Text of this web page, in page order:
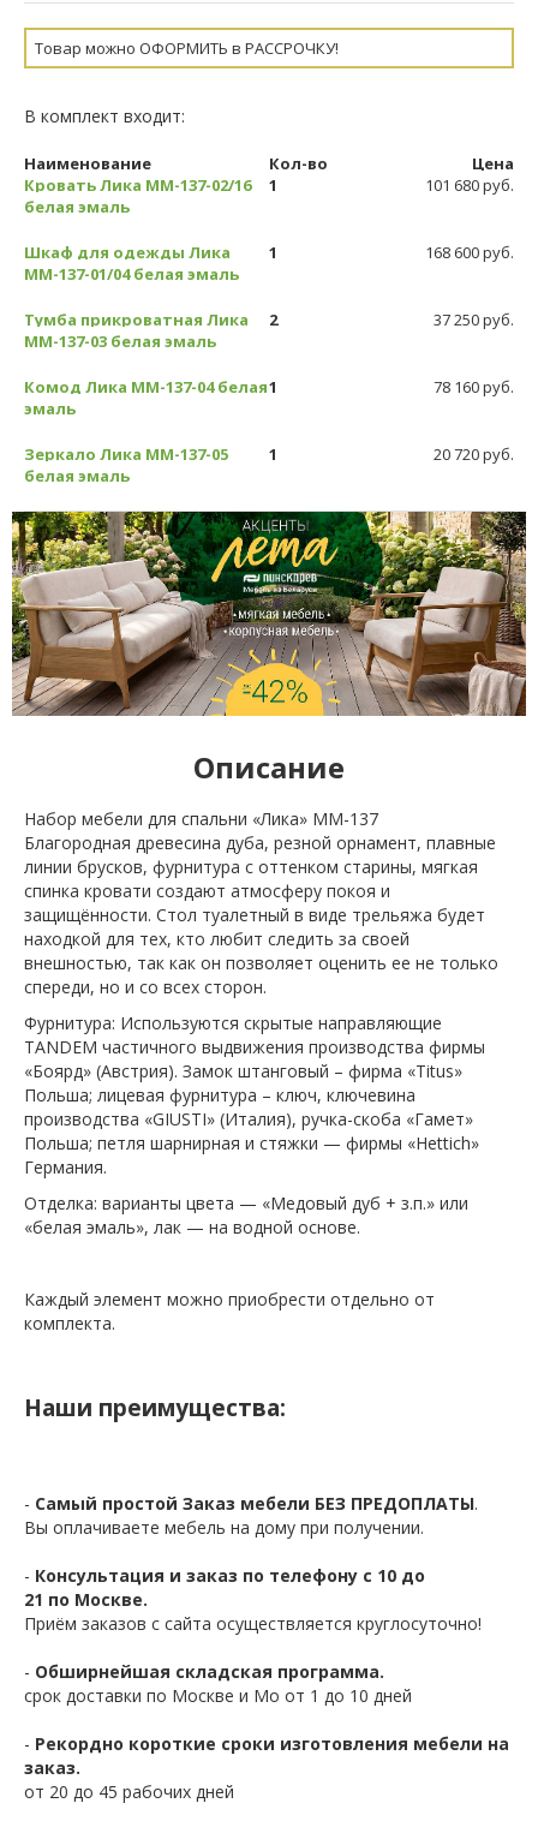
Товар можно ОФОРМИТЬ в РАССРОЧКУ!
В комплект входит:
Наименование Кол-во
Цена
Кровать Лика ММ-137-02/16
белая эмаль
1 101 680 руб.
Шкаф для одежды Лика
ММ-137-01/04 белая эмаль
1 168 600 руб.
Тумба прикроватная Лика
ММ-137-03 белая эмаль
2 37 250 руб.
Комод Лика ММ-137-04 белая
эмаль
1 78 160 руб.
Зеркало Лика ММ-137-05
белая эмаль
1 20 720 руб.
Описание
Набор мебели для спальни «Лика» ММ-137
Благородная древесина дуба, резной орнамент, плавные
линии брусков, фурнитура с оттенком старины, мягкая
спинка кровати создают атмосферу покоя и
защищённости. Стол туалетный в виде трельяжа будет
находкой для тех, кто любит следить за своей
внешностью, так как он позволяет оценить ее не только
спереди, но и со всех сторон.
Фурнитура: Используются скрытые направляющие
TANDEM частичного выдвижения производства фирмы
«Боярд» (Австрия). Замок штанговый – фирма «Titus»
Польша; лицевая фурнитура – ключ, ключевина
производства «GIUSTI» (Италия), ручка-скоба «Гамет»
Польша; петля шарнирная и стяжки — фирмы «Hettich»
Германия.
Отделка: варианты цвета — «Медовый дуб + з.п.» или
«белая эмаль», лак — на водной основе.
Каждый элемент можно приобрести отдельно от
комплекта.
Наши преимущества:
- Самый простой Заказ мебели БЕЗ ПРЕДОПЛАТЫ.
Вы оплачиваете мебель на дому при получении.
- Консультация и заказ по телефону с 10 до
21 по Москве.
Приём заказов с сайта осуществляется круглосуточно!
- Обширнейшая складская программа.
срок доставки по Москве и Мо от 1 до 10 дней
- Рекордно короткие сроки изготовления мебели на
заказ.
от 20 до 45 рабочих дней